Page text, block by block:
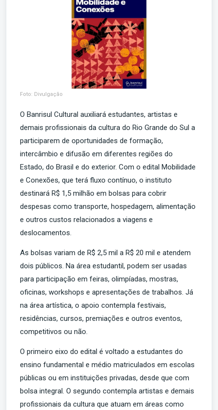
Foto: Divulgação
O Banrisul Cultural auxiliará estudantes, artistas e
demais profissionais da cultura do Rio Grande do Sul a
participarem de oportunidades de formação,
intercâmbio e difusão em diferentes regiões do
Estado, do Brasil e do exterior. Com o edital Mobilidade
e Conexões, que terá fluxo contínuo, o instituto
destinará R$ 1,5 milhão em bolsas para cobrir
despesas como transporte, hospedagem, alimentação
e outros custos relacionados a viagens e
deslocamentos.
As bolsas variam de R$ 2,5 mil a R$ 20 mil e atendem
dois públicos. Na área estudantil, podem ser usadas
para participação em feiras, olimpíadas, mostras,
oficinas, workshops e apresentações de trabalhos. Já
na área artística, o apoio contempla festivais,
residências, cursos, premiações e outros eventos,
competitivos ou não.
O primeiro eixo do edital é voltado a estudantes do
ensino fundamental e médio matriculados em escolas
públicas ou em instituições privadas, desde que com
bolsa integral. O segundo contempla artistas e demais
profissionais da cultura que atuam em áreas como